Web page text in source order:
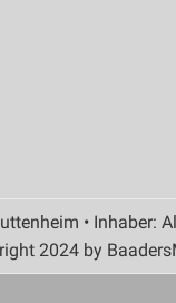
• Inhaber:
2024 by